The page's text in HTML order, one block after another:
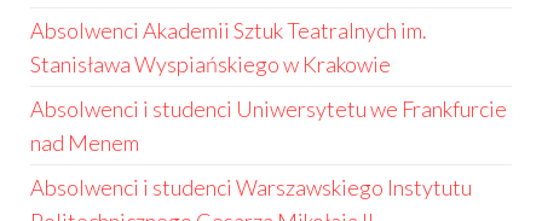
Absolwenci Akademii Sztuk Teatralnych im.
Stanisława Wyspiańskiego w Krakowie
Absolwenci i studenci Uniwersytetu we Frankfurcie
nad Menem
Absolwenci i studenci Warszawskiego Instytutu